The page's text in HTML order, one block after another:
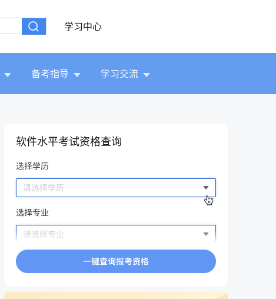
学习中心
备考指导 学习交流
软件水平考试资格查询